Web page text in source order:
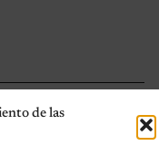
de las